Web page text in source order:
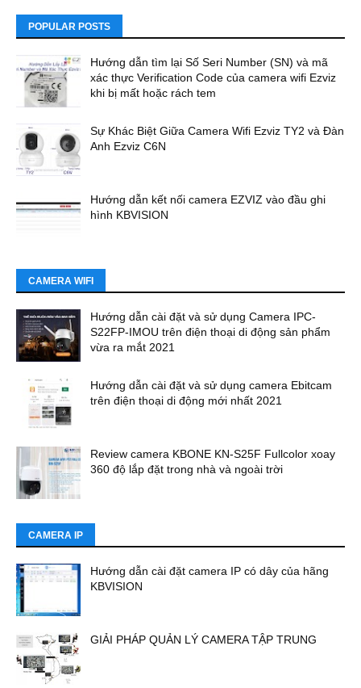
POPULAR POSTS
Hướng dẫn tìm lại Số Seri Number (SN) và mã
xác thực Verification Code của camera wifi Ezviz
khi bị mất hoặc rách tem
Sự Khác Biệt Giữa Camera Wifi Ezviz TY2 và Đàn
Anh Ezviz C6N
Hướng dẫn kết nối camera EZVIZ vào đầu ghi
hình KBVISION
CAMERA WIFI
Hướng dẫn cài đặt và sử dụng Camera IPC-
S22FP-IMOU trên điện thoại di động sản phẩm
vừa ra mắt 2021
Hướng dẫn cài đặt và sử dụng camera Ebitcam
trên điện thoại di động mới nhất 2021
Review camera KBONE KN-S25F Fullcolor xoay
360 độ lắp đặt trong nhà và ngoài trời
CAMERA IP
Hướng dẫn cài đặt camera IP có dây của hãng
KBVISION
GIẢI PHÁP QUẢN LÝ CAMERA TẬP TRUNG